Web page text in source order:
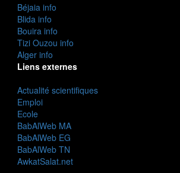
Béjaia info
Blida info
Bouira info
Tizi Ouzou info
Alger info
Liens externes
Actualité scientifiques
Emploi
Ecole
BabAlWeb MA
BabAlWeb EG
BabAlWeb TN
AwkatSalat.net